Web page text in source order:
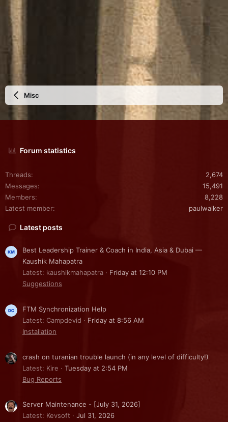
Misc
Forum statistics
Threads
2,674
Messages
15,491
Members
8,228
Latest member
paulwalker
Latest posts
Best Leadership Trainer & Coach in India, Asia & Dubai —
Kaushik Mahapatra
Latest: kaushikmahapatra
Friday at 12:10 PM
Suggestions
FTM Synchronization Help
Latest: Campdevid
Friday at 8:56 AM
Installation
crash on turanian trouble launch (in any level of difficulty!)
Latest: Kire
Tuesday at 2:54 PM
Bug Reports
Server Maintenance - [July 31, 2026]
Latest: Kevsoft
Jul 31, 2026